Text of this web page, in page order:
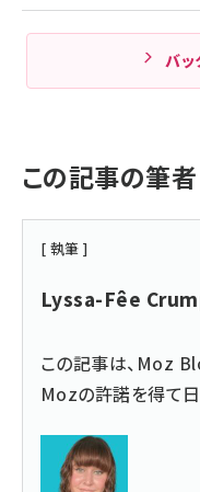
バッ
この記事の筆者
[ 執筆 ]
Lyssa-Fêe
この記事は、 Moz
Mozの許諾を得て日